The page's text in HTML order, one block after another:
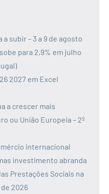
subir – 3 a 9 de agosto
para 2,9% em julho
2027 em Excel
a crescer mais
ou União Europeia – 2º
internacional
investimento abranda
Prestações Sociais na
de 2026